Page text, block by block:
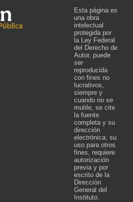
Esta página es
una obra
intelectual
protegida por
la Ley Federal
del Derecho de
Autor, puede
ser
reproducida
con fines no
lucrativos,
siempre y
cuando no se
mutile, se cite
la fuente
completa y su
dirección
electrónica; su
uso para otros
fines, requiere
autorización
previa y por
escrito de la
Dirección
General del
Instituto.